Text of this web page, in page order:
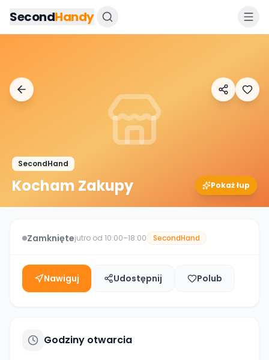
SecondHandy
SecondHand
Kocham Zakupy Pokaż łup
Zamkniętejutro od 10:00–18:00 SecondHand
Nawiguj Udostępnij Polub
Godziny otwarcia